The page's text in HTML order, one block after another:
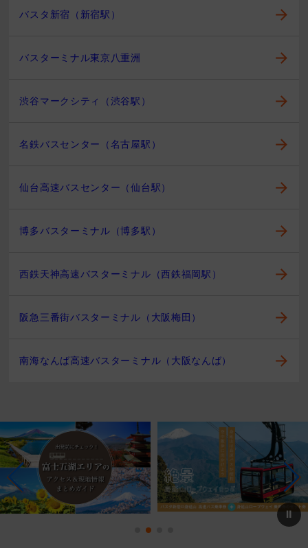
バスタ新宿（新宿駅）
バスターミナル東京八重洲
渋谷マークシティ（渋谷駅）
名鉄バスセンター（名古屋駅）
仙台高速バスセンター（仙台駅）
博多バスターミナル（博多駅）
西鉄天神高速バスターミナル（西鉄福岡駅）
阪急三番街バスターミナル（大阪梅田）
南海なんば高速バスターミナル（大阪なんば）
⏸